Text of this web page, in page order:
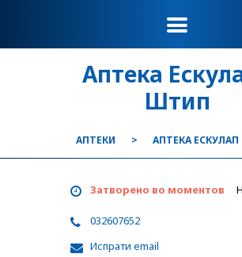
Аптека
Штип
АПТЕКИ АПТЕКА
Затворено во моментов
032607652
Испрати email